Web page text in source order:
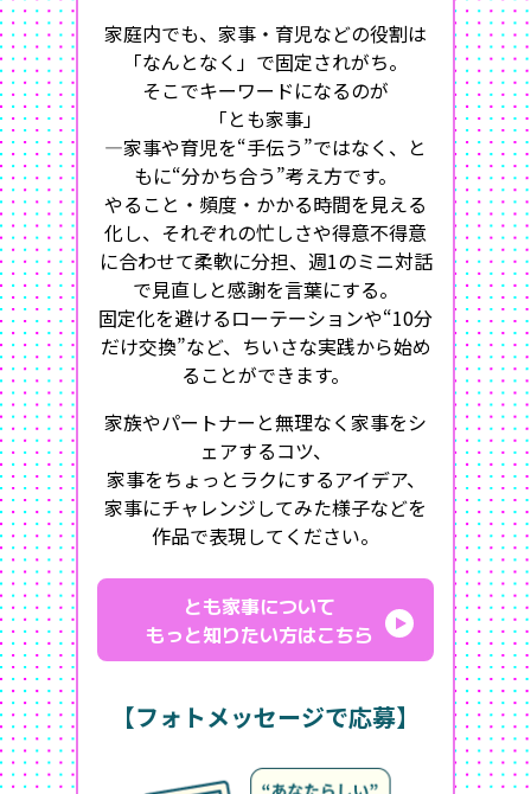
家庭内でも、家事・育児などの役割は
「なんとなく」で固定されがち。
そこでキーワードになるのが
「とも家事」
―家事や育児を“手伝う”ではなく、と
もに“分かち合う”考え方です。
やること・頻度・かかる時間を見える
化し、それぞれの忙しさや得意不得意
に合わせて柔軟に分担、週1のミニ対話
で見直しと感謝を言葉にする。
固定化を避けるローテーションや“10分
だけ交換”など、ちいさな実践から始め
ることができます。
家族やパートナーと無理なく家事をシ
ェアするコツ、
家事をちょっとラクにするアイデア、
家事にチャレンジしてみた様子などを
作品で表現してください。
とも家事について
もっと知りたい方はこちら
【フォトメッセージで応募】